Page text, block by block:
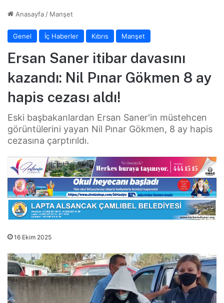
Anasayfa / Manşet
Genel İç Haberler Kıbrıs Manşet
Ersan Saner itibar davasını
kazandı: Nil Pınar Gökmen 8 ay
hapis cezası aldı!
Eski başbakanlardan Ersan Saner'in müstehcen
görüntülerini yayan Nil Pınar Gökmen, 8 ay hapis
cezasına çarptırıldı.
16 Ekim 2025